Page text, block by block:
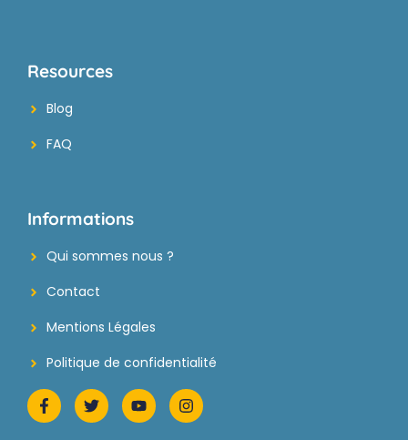
Resources
Blog
FAQ
Informations
Qui sommes nous ?
Contact
Mentions Légales
Politique de confidentialité